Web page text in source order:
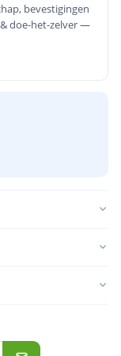
bevestigingen
doe-het-zelver —